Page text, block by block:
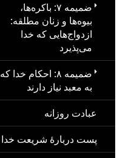
ضمیمه ۷: باکره‌ها،
بیوه‌ها و زنان مطلقه:
ازدواج‌هایی که خدا
می‌پذیرد
ضمیمه ۸: احکام خدا که
به معبد نیاز دارند
عبادت روزانه
پست دربارهٔ شریعت خدا